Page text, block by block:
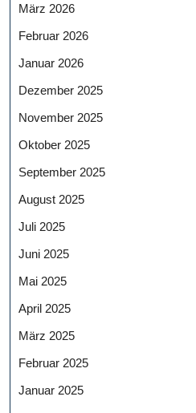
März 2026
Februar 2026
Januar 2026
Dezember 2025
November 2025
Oktober 2025
September 2025
August 2025
Juli 2025
Juni 2025
Mai 2025
April 2025
März 2025
Februar 2025
Januar 2025